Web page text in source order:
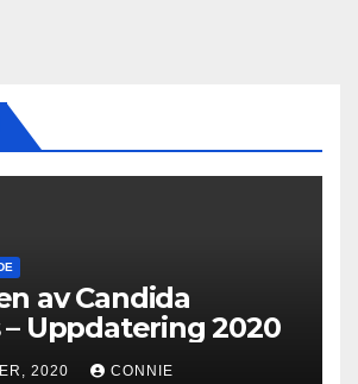
av Candida
Uppdatering 2020
2020 CONNIE